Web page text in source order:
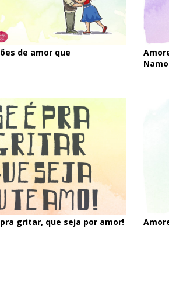
de amor que
gritar, que seja por amor!